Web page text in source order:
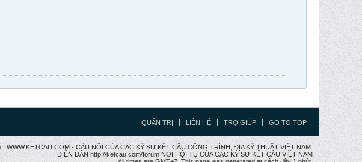
QUẢN TRỊ LIÊN HỆ TRỢ GIÚP GO TO TOP
WWW.KETCAU.COM - CẦU NỐI CỦA CÁC KỸ SƯ KẾT CẤU CÔNG TRÌNH, ĐỊA KỸ THUẬT VIỆT NAM.
DIỄN ĐÀN http://ketcau.com/forum NƠI HỘI TỤ CỦA CÁC KỸ SƯ KẾT CÂU VIỆT NAM